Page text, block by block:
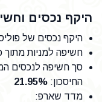
היקף נכסים
היקף נכסים של
חשיפה למניות מתוך
סך חשיפה לנכסים
החיסכון:
21.95%
מדד שארפ: